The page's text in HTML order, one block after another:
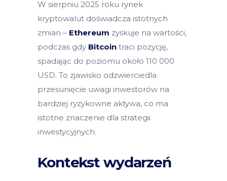
W sierpniu 2025 roku rynek
kryptowalut doświadcza istotnych
zmian – Ethereum zyskuje na wartości,
podczas gdy Bitcoin traci pozycję,
spadając do poziomu około 110 000
USD. To zjawisko odzwierciedla
przesunięcie uwagi inwestorów na
bardziej ryzykowne aktywa, co ma
istotne znaczenie dla strategii
inwestycyjnych.
Kontekst wydarzeń